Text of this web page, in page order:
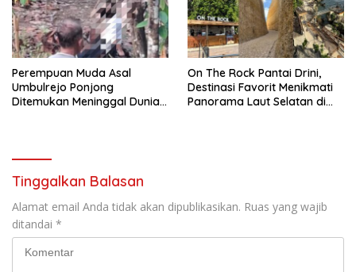
Perempuan Muda Asal
Umbulrejo Ponjong
Ditemukan Meninggal Dunia
On The Rock Pantai Drini,
Destinasi Favorit Menikmati
Panorama Laut Selatan di
Tinggalkan Balasan
Alamat email Anda tidak akan dipublikasikan. Ruas yang wajib
ditandai *